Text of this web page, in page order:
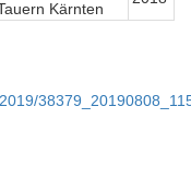
Kärnten